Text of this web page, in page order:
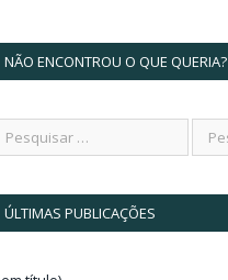
NÃO ENCONTROU O QUE QUERIA?
ÚLTIMAS PUBLICAÇÕES